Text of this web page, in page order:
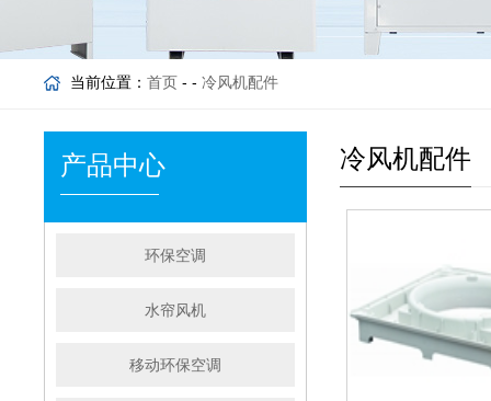
当前位置： 首页 - - 冷风机配件
产品中心
环保空调
水帘风机
移动环保空调
冷风机配件